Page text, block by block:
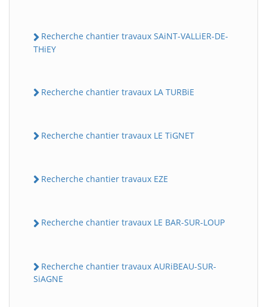
Recherche chantier travaux SAiNT-VALLiER-DE-
THiEY
Recherche chantier travaux LA TURBiE
Recherche chantier travaux LE TiGNET
Recherche chantier travaux EZE
Recherche chantier travaux LE BAR-SUR-LOUP
Recherche chantier travaux AURiBEAU-SUR-
SiAGNE